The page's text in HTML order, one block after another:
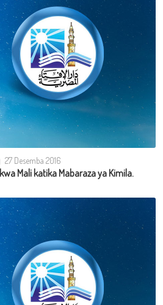
27 Desemba 2016
Mali katika Mabaraza ya Kimila.